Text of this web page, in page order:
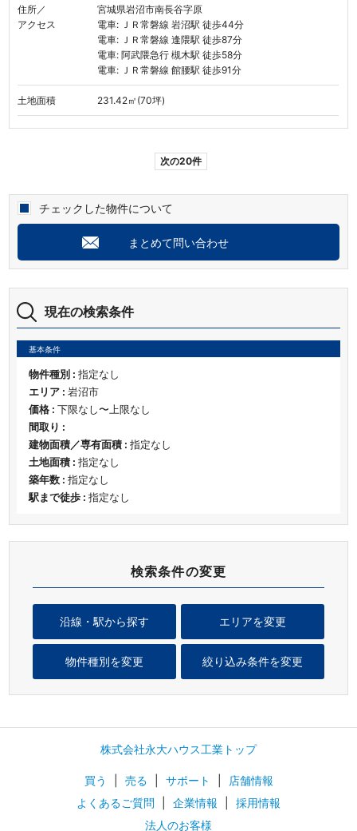
検索条件の変更
エリアを変更
沿線・駅から探す
物件種別を変更 絞り込み条件を変更
現在の検索条件
基本条件
物件種別 : 指定なし
エリア : 岩沼市
価格 : 下限なし〜上限なし
間取り :
建物面積／専有面積 : 指定なし
土地面積 : 指定なし
築年数 : 指定なし
駅まで徒歩 : 指定なし
住所／
アクセス
宮城県岩沼市南長谷字原
電車: ＪＲ常磐線 岩沼駅 徒歩44分
電車: ＪＲ常磐線 逢隈駅 徒歩87分
電車: 阿武隈急行 槻木駅 徒歩58分
電車: ＪＲ常磐線 館腰駅 徒歩91分
土地面積 231.42㎡(70坪)
次の20件
チェックした物件について
まとめて問い合わせ
株式会社永大ハウス工業トップ
買う 売る サポート
店舗情報
よくあるご質問
企業情報
採用情報
法人のお客様